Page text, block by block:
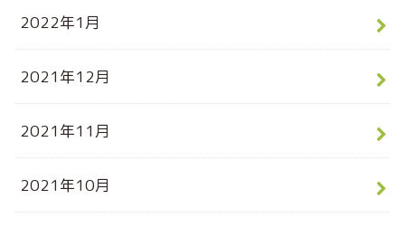
2022年1月
2021年12月
2021年11月
2021年10月